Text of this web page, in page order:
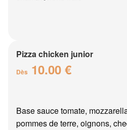
Pizza chicken junior
Dès 10.00 €
Base sauce tomate,
pommes de terre, oignons,